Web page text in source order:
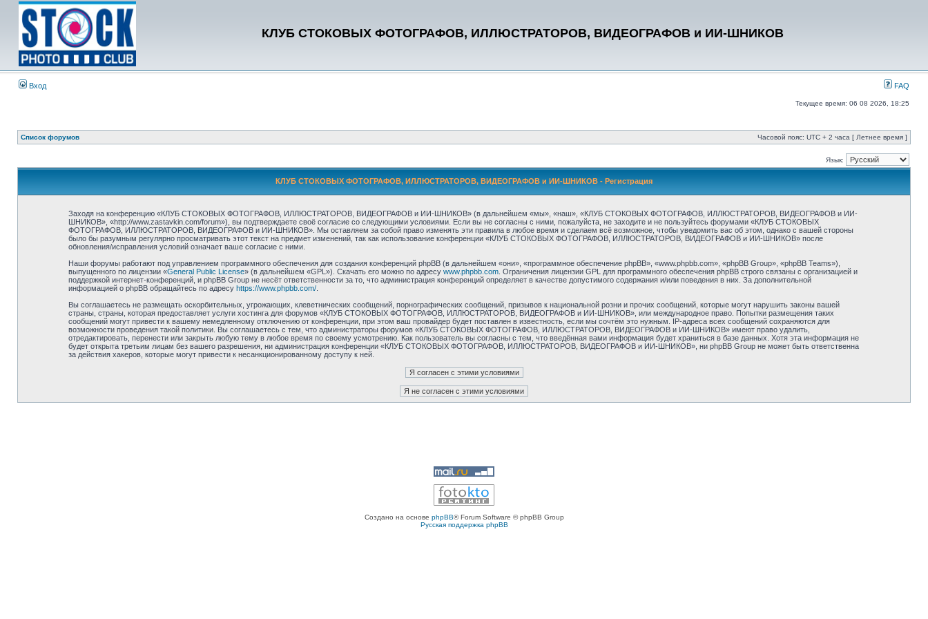
КЛУБ СТОКОВЫХ ФОТОГРАФОВ, ИЛЛЮСТРАТОРОВ, ВИДЕОГРАФОВ и ИИ-ШНИКОВ
Вход FAQ
Текущее время: 06 08 2026, 18:25
Список форумов Часовой пояс: UTC + 2 часа [ Летнее время ]
Язык:
КЛУБ СТОКОВЫХ ФОТОГРАФОВ, ИЛЛЮСТРАТОРОВ, ВИДЕОГРАФОВ и ИИ-ШНИКОВ - Регистрация
Заходя на конференцию «КЛУБ СТОКОВЫХ ФОТОГРАФОВ, ИЛЛЮСТРАТОРОВ, ВИДЕОГРАФОВ и ИИ-ШНИКОВ» (в дальнейшем «мы», «наш», «КЛУБ СТОКОВЫХ ФОТОГРАФОВ, ИЛЛЮСТРАТОРОВ, ВИДЕОГРАФОВ и ИИ-
ШНИКОВ», «http://www.zastavkin.com/forum»), вы подтверждаете своё согласие со следующими условиями. Если вы не согласны с ними, пожалуйста, не заходите и не пользуйтесь форумами «КЛУБ СТОКОВЫХ
ФОТОГРАФОВ, ИЛЛЮСТРАТОРОВ, ВИДЕОГРАФОВ и ИИ-ШНИКОВ». Мы оставляем за собой право изменять эти правила в любое время и сделаем всё возможное, чтобы уведомить вас об этом, однако с вашей стороны
было бы разумным регулярно просматривать этот текст на предмет изменений, так как использование конференции «КЛУБ СТОКОВЫХ ФОТОГРАФОВ, ИЛЛЮСТРАТОРОВ, ВИДЕОГРАФОВ и ИИ-ШНИКОВ» после
обновления/исправления условий означает ваше согласие с ними.
Наши форумы работают под управлением программного обеспечения для создания конференций phpBB (в дальнейшем «они», «программное обеспечение phpBB», «www.phpbb.com», «phpBB Group», «phpBB Teams»),
выпущенного по лицензии «General Public License» (в дальнейшем «GPL»). Скачать его можно по адресу www.phpbb.com. Ограничения лицензии GPL для программного обеспечения phpBB строго связаны с организацией и
поддержкой интернет-конференций, и phpBB Group не несёт ответственности за то, что администрация конференций определяет в качестве допустимого содержания и/или поведения в них. За дополнительной
информацией о phpBB обращайтесь по адресу https://www.phpbb.com/.
Вы соглашаетесь не размещать оскорбительных, угрожающих, клеветнических сообщений, порнографических сообщений, призывов к национальной розни и прочих сообщений, которые могут нарушить законы вашей
страны, страны, которая предоставляет услуги хостинга для форумов «КЛУБ СТОКОВЫХ ФОТОГРАФОВ, ИЛЛЮСТРАТОРОВ, ВИДЕОГРАФОВ и ИИ-ШНИКОВ», или международное право. Попытки размещения таких
сообщений могут привести к вашему немедленному отключению от конференции, при этом ваш провайдер будет поставлен в известность, если мы сочтём это нужным. IP-адреса всех сообщений сохраняются для
возможности проведения такой политики. Вы соглашаетесь с тем, что администраторы форумов «КЛУБ СТОКОВЫХ ФОТОГРАФОВ, ИЛЛЮСТРАТОРОВ, ВИДЕОГРАФОВ и ИИ-ШНИКОВ» имеют право удалить,
отредактировать, перенести или закрыть любую тему в любое время по своему усмотрению. Как пользователь вы согласны с тем, что введённая вами информация будет храниться в базе данных. Хотя эта информация не
будет открыта третьим лицам без вашего разрешения, ни администрация конференции «КЛУБ СТОКОВЫХ ФОТОГРАФОВ, ИЛЛЮСТРАТОРОВ, ВИДЕОГРАФОВ и ИИ-ШНИКОВ», ни phpBB Group не может быть ответственна
за действия хакеров, которые могут привести к несанкционированному доступу к ней.
Создано на основе phpBB® Forum Software © phpBB Group
Русская поддержка phpBB